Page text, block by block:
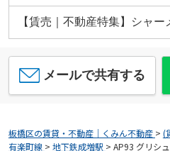
【賃売｜不動産特集】シャー
メールで共有する
板橋区の賃貸・不動産｜くみん不動産 > (
有楽町線 > 地下鉄成増駅 > AP93 グリシ